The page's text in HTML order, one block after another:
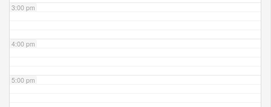
3:00 pm
4:00 pm
5:00 pm